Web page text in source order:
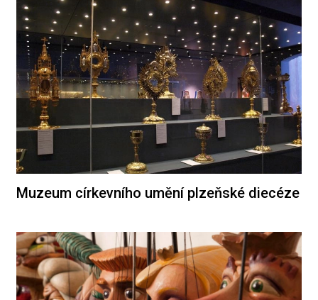
Muzeum církevního umění plzeňské diecéze